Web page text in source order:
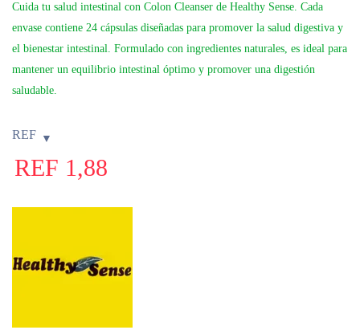
Cuida tu salud intestinal con Colon Cleanser de Healthy Sense. Cada
envase contiene 24 cápsulas diseñadas para promover la salud digestiva y
el bienestar intestinal. Formulado con ingredientes naturales, es ideal para
mantener un equilibrio intestinal óptimo y promover una digestión
saludable.
REF
REF 1,88